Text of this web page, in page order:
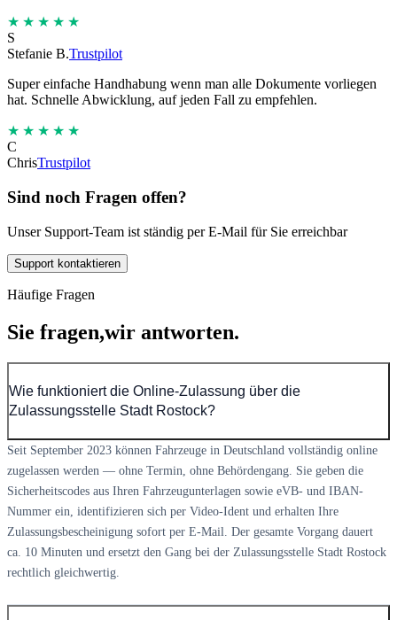
★★★★★
S
Stefanie B.Trustpilot
Super einfache Handhabung wenn man alle Dokumente vorliegen
hat. Schnelle Abwicklung, auf jeden Fall zu empfehlen.
★★★★★
C
ChrisTrustpilot
Sind noch Fragen offen?
Unser Support-Team ist ständig per E-Mail für Sie erreichbar
Support kontaktieren
Häufige Fragen
Sie fragen,wir antworten.
Wie funktioniert die Online-Zulassung über die
Zulassungsstelle Stadt Rostock?
Seit September 2023 können Fahrzeuge in Deutschland vollständig online
zugelassen werden — ohne Termin, ohne Behördengang. Sie geben die
Sicherheitscodes aus Ihren Fahrzeugunterlagen sowie eVB- und IBAN-
Nummer ein, identifizieren sich per Video-Ident und erhalten Ihre
Zulassungsbescheinigung sofort per E-Mail. Der gesamte Vorgang dauert
ca. 10 Minuten und ersetzt den Gang bei der Zulassungsstelle Stadt Rostock
rechtlich gleichwertig.